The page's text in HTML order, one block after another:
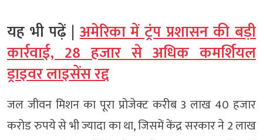
यह भी पढ़ें |अमेरिका में ट्रंप प्रशासन की बड़ी
कार्रवाई, 28 हजार से अधिक कमर्शियल
ड्राइवर लाइसेंस रद्द
जल जीवन मिशन का पूरा प्रोजेक्ट करीब 3 लाख 40 हजार
करोड रुपये से भी ज्यादा का था, जिसमें केंद्र सरकार ने 2 लाख